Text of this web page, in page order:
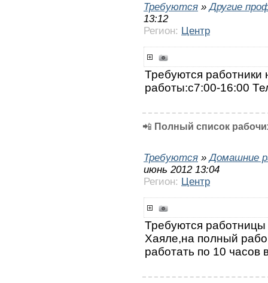
Требуются »Другие
13:12
Регион: Центр
Требуются
работы:с7:00-16:00
📲 Полный список
Требуются »Домашние
июнь 2012 13:04
Регион: Центр
Требуются
Хаяле,на полный
работать по 10 часов